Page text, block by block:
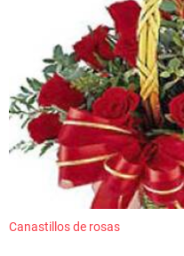
Canastillos de rosas